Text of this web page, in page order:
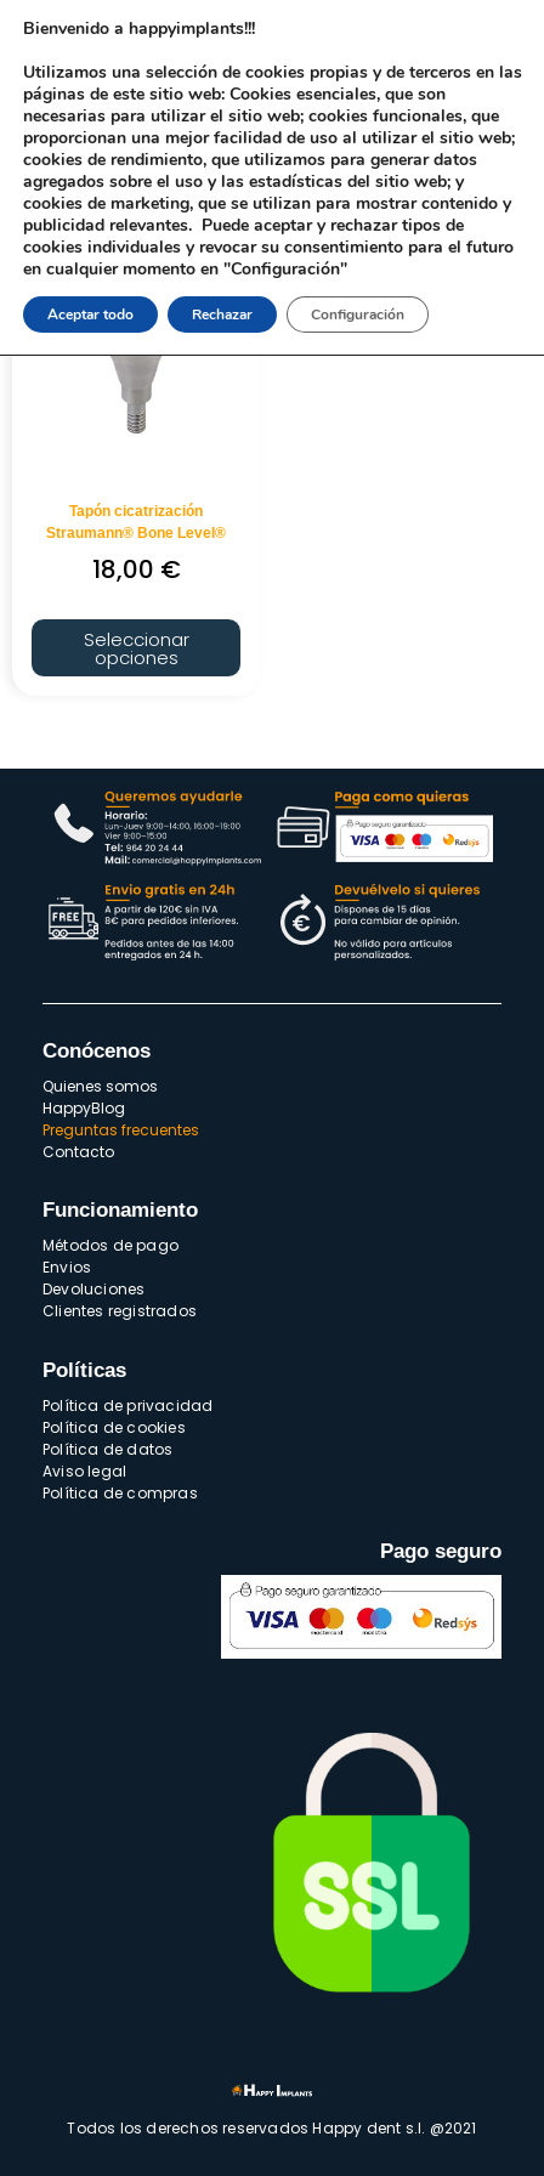
Inicio/ Productos etiquetados “626-2”
Tapón cicatrización
Straumann® Bone Level®
18,00 €
Seleccionar
opciones
Conócenos
Quienes somos
HappyBlog
Preguntas frecuentes
Contacto
Funcionamiento
Métodos de pago
Envios
Devoluciones
Clientes registrados
Políticas
Política de privacidad
Política de cookies
Política de datos
Aviso legal
Política de compras
Pago seguro
Todos los derechos reservados Happy dent s.l. @2021
Bienvenido a happyimplants!!!
Utilizamos una selección de cookies propias y de terceros en las
páginas de este sitio web: Cookies esenciales, que son
necesarias para utilizar el sitio web; cookies funcionales, que
proporcionan una mejor facilidad de uso al utilizar el sitio web;
cookies de rendimiento, que utilizamos para generar datos
agregados sobre el uso y las estadísticas del sitio web; y
cookies de marketing, que se utilizan para mostrar contenido y
publicidad relevantes. Puede aceptar y rechazar tipos de
cookies individuales y revocar su consentimiento para el futuro
en cualquier momento en "Configuración"
Aceptar todo Rechazar Configuración